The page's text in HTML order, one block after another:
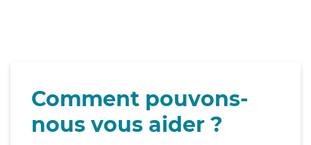
Comment pouvons-
nous vous aider ?